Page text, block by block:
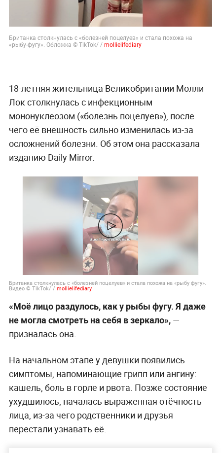
Британка столкнулась с «болезней поцелуев» и стала похожа на
«рыбу-фугу». Обложка © TikTok/ /mollielifediary
18-летняя жительница Великобритании Молли
Лок столкнулась с инфекционным
мононуклеозом («болезнь поцелуев»), после
чего её внешность сильно изменилась из-за
осложнений болезни. Об этом она рассказала
изданию Daily Mirror.
Британка столкнулась с «болезней поцелуев» и стала похожа на «рыбу фугу».
Видео © TikTok/ / mollielifediary
«Моё лицо раздулось, как у рыбы фугу. Я даже
не могла смотреть на себя в зеркало», —
призналась она.
На начальном этапе у девушки появились
симптомы, напоминающие грипп или ангину:
кашель, боль в горле и рвота. Позже состояние
ухудшилось, началась выраженная отёчность
лица, из-за чего родственники и друзья
перестали узнавать её.